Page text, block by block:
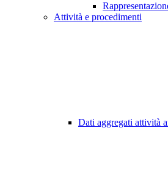
Attività e procedimenti
Dati aggregati attività